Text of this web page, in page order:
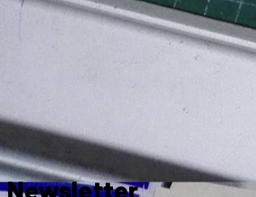
Newsletter